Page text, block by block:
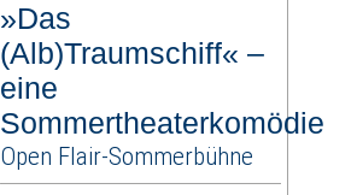
»Das
(Alb)Traumschiff« –
eine
Sommertheaterkomödie
Open Flair-Sommerbühne